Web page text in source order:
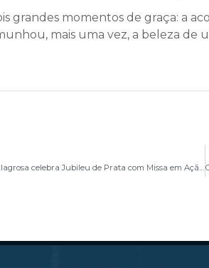
grandes momentos de graça: a
mais uma vez, a beleza de
Paróquia Nossa Senhora da Medalha Milagrosa celebra Jubileu de Prata com Missa em Ação de Graças